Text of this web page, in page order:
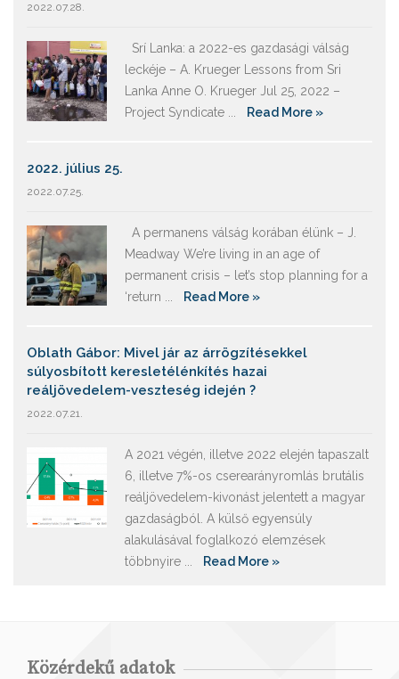
2022.07.28.
Srí Lanka: a 2022-es gazdasági válság
leckéje – A. Krueger Lessons from Sri
Lanka Anne O. Krueger Jul 25, 2022 –
Project Syndicate ...
Read More »
2022. július 25.
2022.07.25.
A permanens válság korában élünk – J.
Meadway We’re living in an age of
permanent crisis – let’s stop planning for a
‘return ...
Read More »
Oblath Gábor: Mivel jár az árrögzítésekkel
súlyosbított keresletélénkítés hazai
reáljövedelem-veszteség idején ?
2022.07.21.
A 2021 végén, illetve 2022 elején tapaszalt
6, illetve 7%-os cserearányromlás brutális
reáljövedelem-kivonást jelentett a magyar
gazdaságból. A külső egyensúly
alakulásával foglalkozó elemzések
többnyire ...
Read More »
Közérdekű adatok